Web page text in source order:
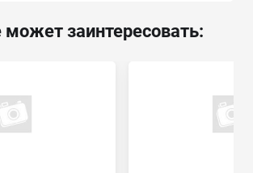
заинтересовать: